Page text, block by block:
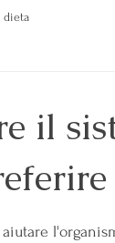
dieta
il